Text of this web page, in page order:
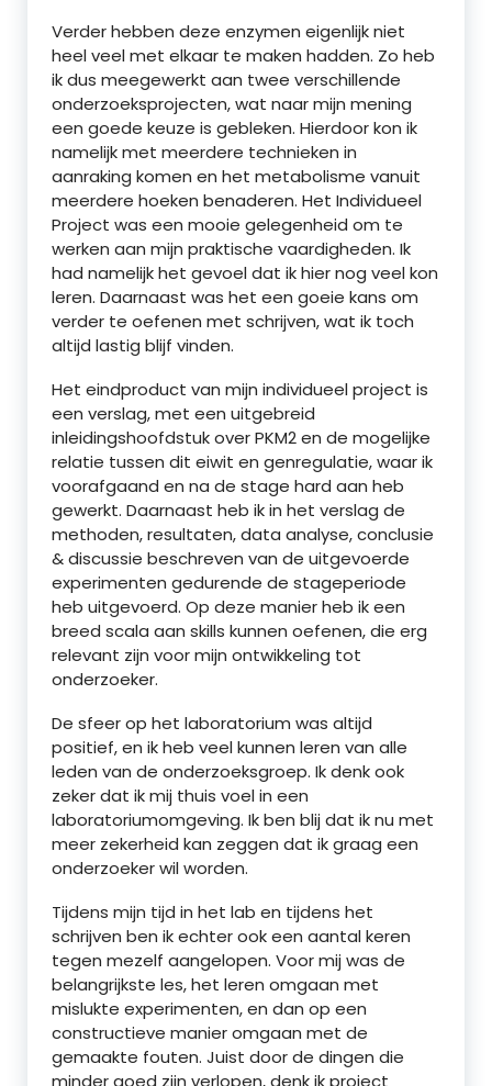
Verder hebben deze enzymen eigenlijk niet
heel veel met elkaar te maken hadden. Zo heb
ik dus meegewerkt aan twee verschillende
onderzoeksprojecten, wat naar mijn mening
een goede keuze is gebleken. Hierdoor kon ik
namelijk met meerdere technieken in
aanraking komen en het metabolisme vanuit
meerdere hoeken benaderen. Het Individueel
Project was een mooie gelegenheid om te
werken aan mijn praktische vaardigheden. Ik
had namelijk het gevoel dat ik hier nog veel kon
leren. Daarnaast was het een goeie kans om
verder te oefenen met schrijven, wat ik toch
altijd lastig blijf vinden.
Het eindproduct van mijn individueel project is
een verslag, met een uitgebreid
inleidingshoofdstuk over PKM2 en de mogelijke
relatie tussen dit eiwit en genregulatie, waar ik
voorafgaand en na de stage hard aan heb
gewerkt. Daarnaast heb ik in het verslag de
methoden, resultaten, data analyse, conclusie
& discussie beschreven van de uitgevoerde
experimenten gedurende de stageperiode
heb uitgevoerd. Op deze manier heb ik een
breed scala aan skills kunnen oefenen, die erg
relevant zijn voor mijn ontwikkeling tot
onderzoeker.
De sfeer op het laboratorium was altijd
positief, en ik heb veel kunnen leren van alle
leden van de onderzoeksgroep. Ik denk ook
zeker dat ik mij thuis voel in een
laboratoriumomgeving. Ik ben blij dat ik nu met
meer zekerheid kan zeggen dat ik graag een
onderzoeker wil worden.
Tijdens mijn tijd in het lab en tijdens het
schrijven ben ik echter ook een aantal keren
tegen mezelf aangelopen. Voor mij was de
belangrijkste les, het leren omgaan met
mislukte experimenten, en dan op een
constructieve manier omgaan met de
gemaakte fouten. Juist door de dingen die
minder goed zijn verlopen, denk ik project